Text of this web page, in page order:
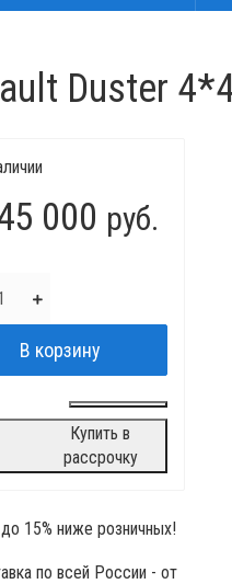
Duster
000 руб.
Купить в
рассрочку
15% ниже розничных!
по всей России - от